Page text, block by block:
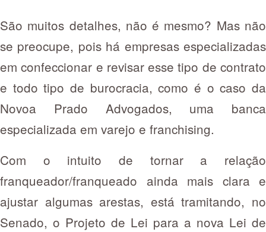
São muitos detalhes, não é mesmo? Mas não
se preocupe, pois há empresas especializadas
em confeccionar e revisar esse tipo de contrato
e todo tipo de burocracia, como é o caso da
Novoa Prado Advogados, uma banca
especializada em varejo e franchising.
Com o intuito de tornar a relação
franqueador/franqueado ainda mais clara e
ajustar algumas arestas, está tramitando, no
Senado, o Projeto de Lei para a nova Lei de